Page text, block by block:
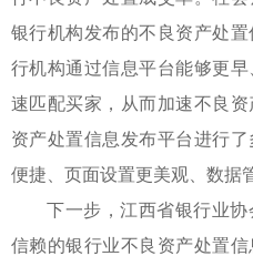
银行机构发布的不良资产处
行机构通过信息平台能够更
速匹配买家，从而加速不良
资产处置信息发布平台进行
便捷、页面设置更美观、数据
下一步，江西省银行业
信赖的银行业不良资产处置